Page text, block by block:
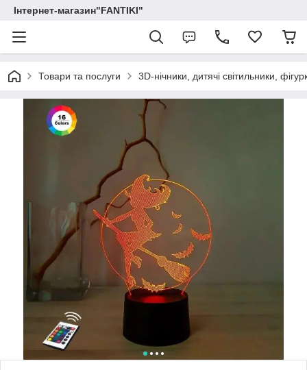
Інтернет-магазин"FANTIKI"
Товари та послуги 3D-нічники, дитячі світильники,